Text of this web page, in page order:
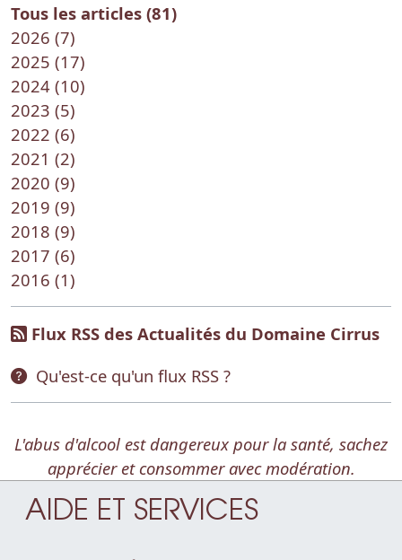
Tous les articles (81)
2026 (7)
2025 (17)
2024 (10)
2023 (5)
2022 (6)
2021 (2)
2020 (9)
2019 (9)
2018 (9)
2017 (6)
2016 (1)
Flux RSS des Actualités du Domaine Cirrus
Qu'est-ce qu'un flux RSS ?
L'abus d'alcool est dangereux pour la santé, sachez
apprécier et consommer avec modération.
AIDE ET SERVICES